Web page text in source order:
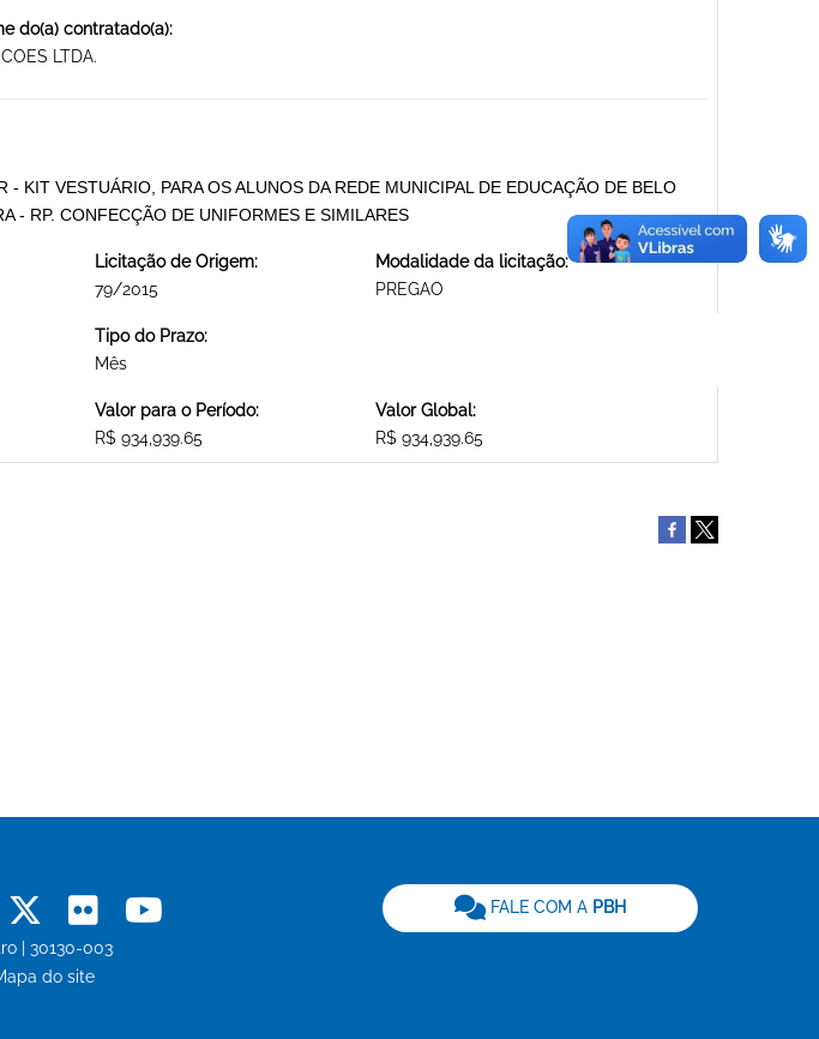
do(a) contratado(a):
LTDA.
- KIT VESTUÁRIO, PARA OS ALUNOS DA REDE MUNICIPAL DE EDUCAÇÃO DE BELO
- RP. CONFECÇÃO DE UNIFORMES E SIMILARES
Licitação de Origem:
79/2015
Modalidade da licitação:
PREGAO
Tipo do Prazo:
Mês
Valor para o Período:
R$ 934,939.65
Valor Global:
R$ 934,939.65
Whatsapp
X Flickr
| 30130-003
do site
FALE COM A PBH